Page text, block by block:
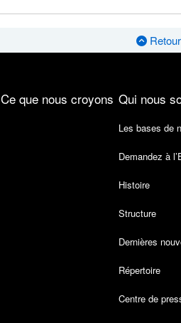
Ce que nous croyons Qui nous
Les bases de
Demandez à
Histoire
Structure
Dernières
Répertoire
Centre de